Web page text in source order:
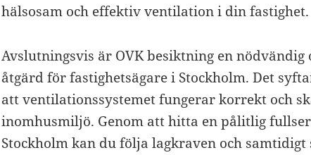
hälsosam och effektiv ventilation i din fastighet.
Avslutningsvis är OVK besiktning en
åtgärd för fastighetsägare i Stockholm. Det
att ventilationssystemet fungerar korrekt och
inomhusmiljö. Genom att hitta en pålitlig
Stockholm kan du följa lagkraven och